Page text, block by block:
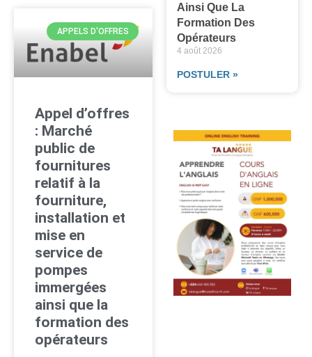
APPELS D'OFFRES
Appel d’offres
: Marché
public de
fournitures
relatif à la
fourniture,
installation et
mise en
service de
pompes
immergées
ainsi que la
formation des
opérateurs
Ainsi Que La
Formation Des
Opérateurs
4 août 2026
POSTULER »